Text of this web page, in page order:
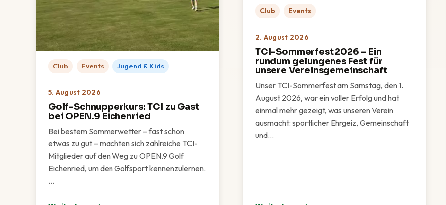
Club Events Jugend & Kids
5. August 2026
Golf-Schnupperkurs: TCI zu Gast
bei OPEN.9 Eichenried
Bei bestem Sommerwetter – fast schon
etwas zu gut – machten sich zahlreiche TCI-
Mitglieder auf den Weg zu OPEN.9 Golf
Eichenried, um den Golfsport kennenzulernen.
…
Club Events
2. August 2026
TCI-Sommerfest 2026 – Ein
rundum gelungenes Fest für
unsere Vereinsgemeinschaft
Unser TCI-Sommerfest am Samstag, den 1.
August 2026, war ein voller Erfolg und hat
einmal mehr gezeigt, was unseren Verein
ausmacht: sportlicher Ehrgeiz, Gemeinschaft
und…